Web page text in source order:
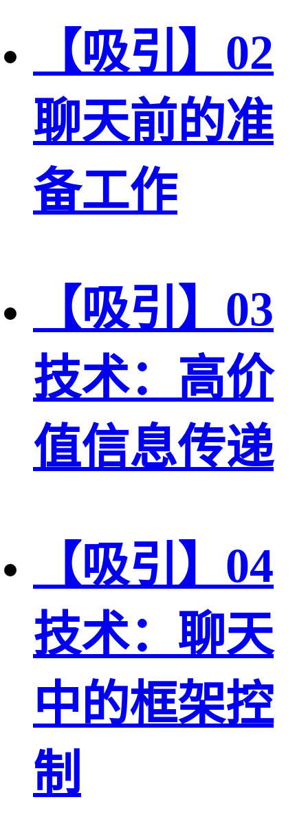
【吸引】02
聊天前的准
备工作
【吸引】03
技术：高价
值信息传递
【吸引】04
技术：聊天
中的框架控
制